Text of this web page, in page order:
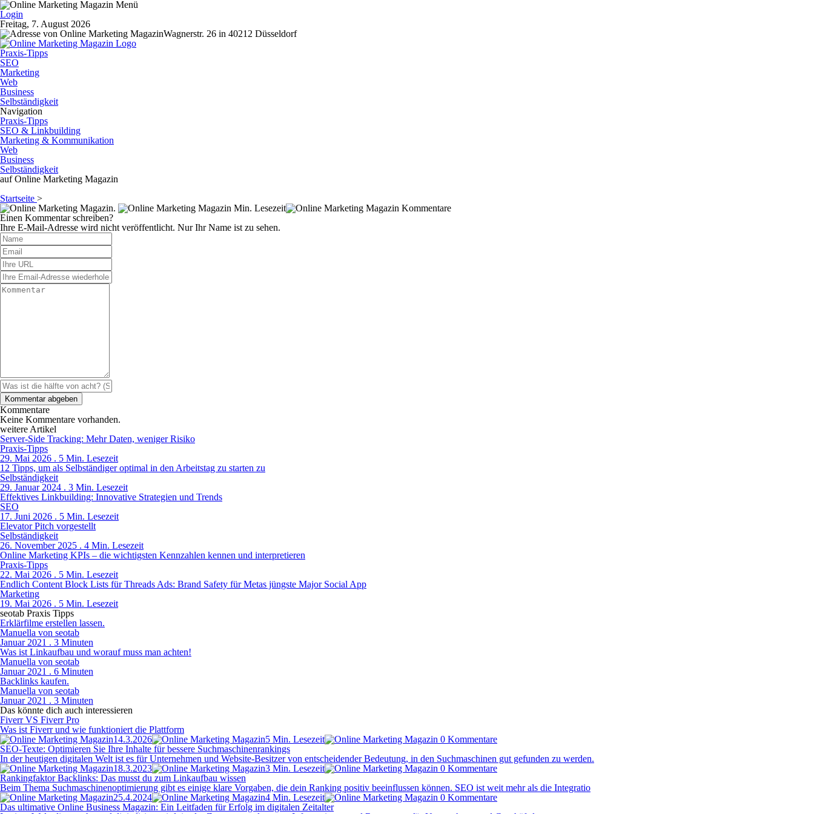
Login
Freitag, 7. August 2026
Wagnerstr. 26 in 40212 Düsseldorf
Praxis-Tipps
SEO
Marketing
Web
Business
Selbständigkeit
Navigation
Praxis-Tipps
SEO & Linkbuilding
Marketing & Kommunikation
Web
Business
Selbständigkeit
auf Online Marketing Magazin
Startseite >
.
Min. Lesezeit
Kommentare
Einen Kommentar schreiben?
Ihre E-Mail-Adresse wird nicht veröffentlicht. Nur Ihr Name ist zu sehen.
Kommentare
Keine Kommentare vorhanden.
weitere Artikel
Server-Side Tracking: Mehr Daten, weniger Risiko
Praxis-Tipps
29. Mai 2026 . 5 Min. Lesezeit
12 Tipps, um als Selbständiger optimal in den Arbeitstag zu starten zu
Selbständigkeit
29. Januar 2024 . 3 Min. Lesezeit
Effektives Linkbuilding: Innovative Strategien und Trends
SEO
17. Juni 2026 . 5 Min. Lesezeit
Elevator Pitch vorgestellt
Selbständigkeit
26. November 2025 . 4 Min. Lesezeit
Online Marketing KPIs – die wichtigsten Kennzahlen kennen und interpretieren
Praxis-Tipps
22. Mai 2026 . 5 Min. Lesezeit
Endlich Content Block Lists für Threads Ads: Brand Safety für Metas jüngste Major Social App
Marketing
19. Mai 2026 . 5 Min. Lesezeit
seotab Praxis Tipps
Erklärfilme erstellen lassen.
Manuella von seotab
Januar 2021 . 3 Minuten
Was ist Linkaufbau und worauf muss man achten!
Manuella von seotab
Januar 2021 . 6 Minuten
Backlinks kaufen.
Manuella von seotab
Januar 2021 . 3 Minuten
Das könnte dich auch interessieren
Fiverr VS Fiverr Pro
Was ist Fiverr und wie funktioniert die Plattform
14.3.2026
5 Min. Lesezeit
0 Kommentare
SEO-Texte: Optimieren Sie Ihre Inhalte für bessere Suchmaschinenrankings
In der heutigen digitalen Welt ist es für Unternehmen und Website-Besitzer von entscheidender Bedeutung, in den Suchmaschinen gut gefunden zu werden.
18.3.2023
3 Min. Lesezeit
0 Kommentare
Rankingfaktor Backlinks: Das musst du zum Linkaufbau wissen
Beim Thema Suchmaschinenoptimierung gibt es einige klare Vorgaben, die dein Ranking positiv beeinflussen können. SEO ist weit mehr als die Integratio
25.4.2024
4 Min. Lesezeit
0 Kommentare
Das ultimative Online Business Magazin: Ein Leitfaden für Erfolg im digitalen Zeitalter